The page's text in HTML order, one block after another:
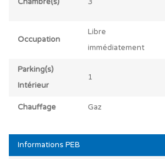
Occupation
Libre
immédiatement
Parking(s)
Intérieur
1
Chauffage Gaz
Informations PEB